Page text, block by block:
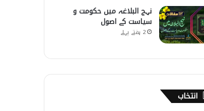
نہج البلاغہ میں حکومت و
سیاست کے اصول
2 ہفتے پہلے
انتخاب